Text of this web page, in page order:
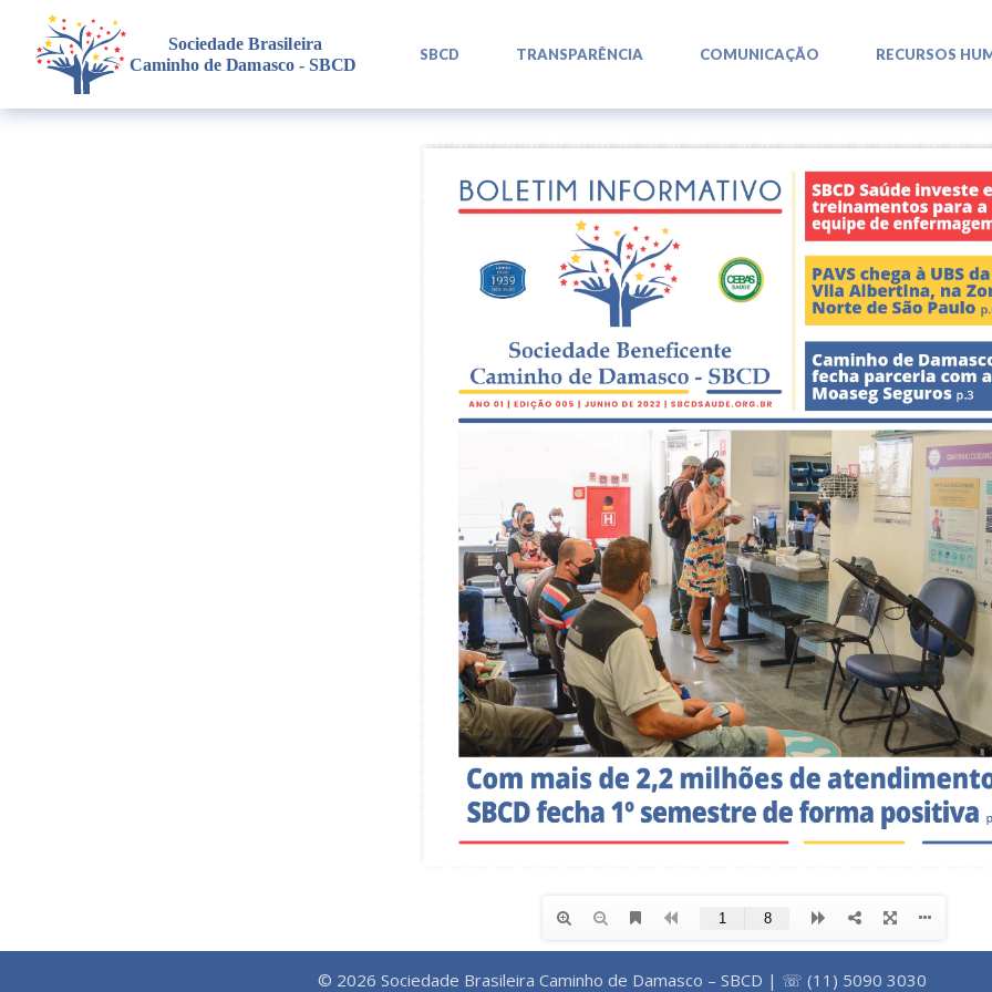
SBCD TRANSPARÊNCIA COMUNICAÇÃO RECURSOS
© 2026 Sociedade Brasileira Caminho de Damasco – SBCD | ☏ (11) 5090 3030